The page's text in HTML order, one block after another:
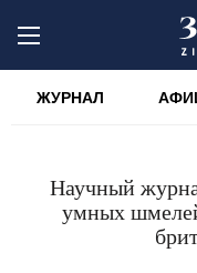
ЖУРНАЛ
Научный
умных